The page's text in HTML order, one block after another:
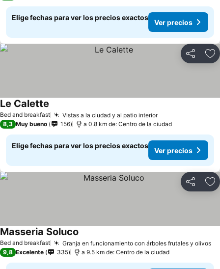
Elige fechas para ver los precios exactos
Ver precios
Compartir
Bed and breakfast Vistas a la ciudad y al patio interiorVer precios
Le Calette
8,3 Muy bueno 156 a 0.8 km de: Centro de la ciudad
Elige fechas para ver los precios exactos
Ver precios
Compartir
Bed and breakfast Granja en funcionamiento con árboles frutales y olivos
Masseria Soluco
9,8 Excelente 335 a 9.5 km de: Centro de la ciudad